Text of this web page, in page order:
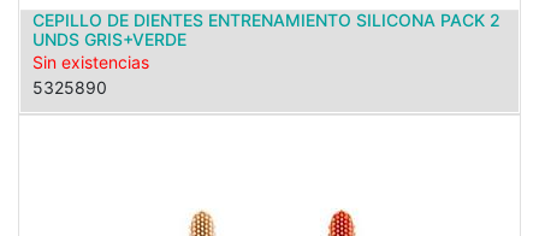
CEPILLO DE DIENTES ENTRENAMIENTO SILICONA PACK 2
UNDS GRIS+VERDE
Sin existencias
5325890